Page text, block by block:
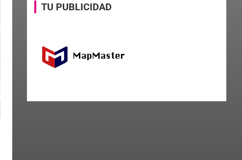
TU PUBLICIDAD